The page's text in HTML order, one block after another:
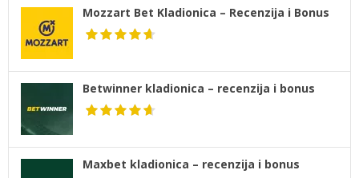
Mozzart Bet Kladionica – Recenzija i Bonus
Betwinner kladionica – recenzija i bonus
Maxbet kladionica – recenzija i bonus